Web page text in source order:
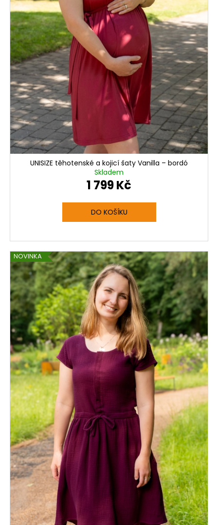
ů
UNISIZE těhotenské a kojicí šaty Vanilla – bordó
Skladem
1 799 Kč
DO KOŠÍKU
NOVINKA